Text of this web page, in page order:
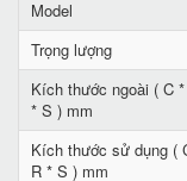
Model
Trọng lượng
Kích thước ngoài ( C
* S ) mm
Kích thước sử dụng (
R * S ) mm